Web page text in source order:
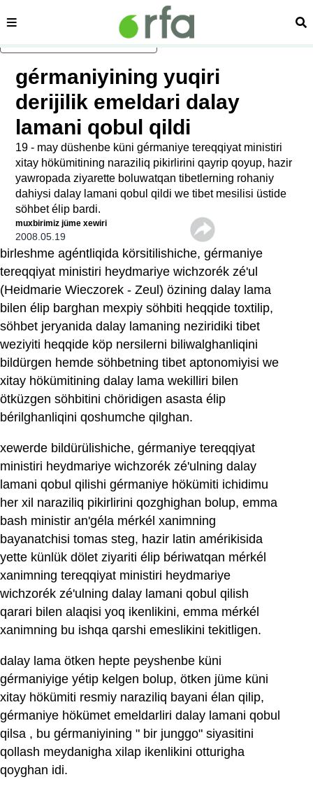
asasliq mezmungha atlang
sehipe
gérmaniyining yuqiri
derijilik emeldari dalay
lamani qobul qildi
19 - may düshenbe küni gérmaniye tereqqiyat ministiri
xitay hökümitining naraziliq pikirlirini qayrip qoyup, hazir
yawropada ziyarette boluwatqan tibetlerning rohaniy
dahiysi dalay lamani qobul qildi we tibet mesilisi üstide
söhbet élip bardi.
muxbirimiz jüme xewiri
2008.05.19
birleshme agéntliqida körsitilishiche, gérmaniye
tereqqiyat ministiri heydmariye wichzorék zé'ul
(Heidmarie Wieczorek - Zeul) özining dalay lama
bilen élip barghan mexpiy söhbiti heqqide toxtilip,
söhbet jeryanida dalay lamaning neziridiki tibet
weziyiti heqqide köp nersilerni biliwalghanliqini
bildürgen hemde söhbetning tibet aptonomiyisi we
xitay hökümitining dalay lama wekilliri bilen
ötküzgen söhbitini chöridigen asasta élip
bérilghanliqini qoshumche qilghan.
xewerde bildürülishiche, gérmaniye tereqqiyat
ministiri heydmariye wichzorék zé'ulning dalay
lamani qobul qilishi gérmaniye hökümiti ichidimu
her xil naraziliq pikirlirini qozghighan bolup, emma
bash ministir an'géla mérkél xanimning
bayanatchisi tomas steg, hazir latin amérikisida
yette künlük dölet ziyariti élip bériwatqan mérkél
xanimning tereqqiyat ministiri heydmariye
wichzorék zé'ulning dalay lamani qobul qilish
qarari bilen alaqisi yoq ikenlikini, emma mérkél
xanimning bu ishqa qarshi emeslikini tekitligen.
dalay lama ötken hepte peyshenbe küni
gérmaniyige yétip kelgen bolup, ötken jüme küni
xitay hökümiti resmiy naraziliq bayani élan qilip,
gérmaniye hökümet emeldarliri dalay lamani qobul
qilsa , bu gérmaniyining " bir junggo" siyasitini
qollash meydanigha xilap ikenlikini otturigha
qoyghan idi.